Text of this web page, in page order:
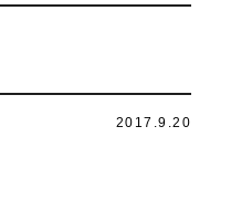
2017.9.20